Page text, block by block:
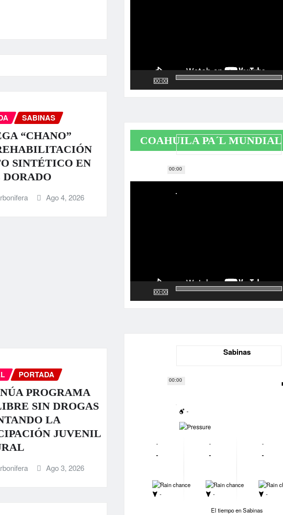
SABINAS
“CHANO”
SINTÉTICO EN
Ago 4, 2026
PORTADA
PROGRAMA
SIN DROGAS
LA
JUVENIL
Ago 3, 2026
00:00
00:00
COAHUILA PA´L MUNDIAL
Reproductor
00:00
00:00
Sabinas
-
-
-
-
-
-
-
-
-
-
-
-
-
-
El tiempo en Sabinas